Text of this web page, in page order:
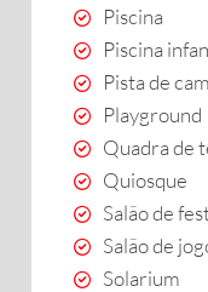
Piscina
Piscina
Pista de
Playground
Quadra de
Quiosque
Salão de
Salão de
Solarium